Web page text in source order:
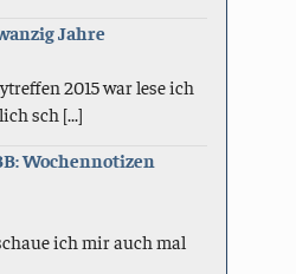
Jahre
2015 war lese ich
sch [...]
Wochennotizen
ich mir auch mal